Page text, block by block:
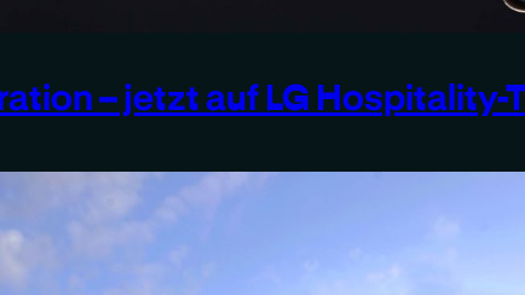
– jetzt auf LG Hospitality-